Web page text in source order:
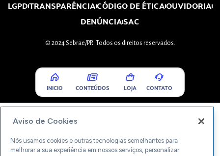
LGPDTRANSPARÊNCIACÓDIGO DE ÉTICAOUVIDORIA
DENÚNCIASAC
© 2024 Sebrae/PR. Todos os direitos reservados.
INICIO CONTEÚDOS LOJA CONTATO
Aviso de Cookies
Nós usamos cookies e outras tecnologias semelhantes para
melhorar a sua experiência em nossos serviços, personalizar